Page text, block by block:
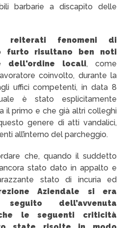
barbarie a discapito delle
reiterati fenomeni di
furto risultano ben noti
dell'ordine locali, come
coinvolto, durante la
uffici competenti, in data 8
è stato esplicitamente
il primo e che già altri colleghi
genere di atti vandalici,
all’interno del parcheggio.
che, quando il suddetto
stato dato in appalto e
stato di incuria ed
Aziendale si era
dell’avvenuta
le seguenti criticità